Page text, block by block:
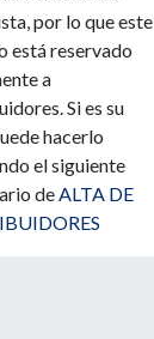
por lo que este
está reservado
a
Si es su
hacerlo
el siguiente
deALTA DE